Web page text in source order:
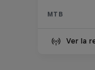
MTB
Ver la